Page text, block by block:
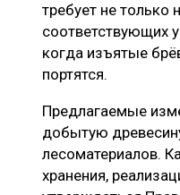
требует не только
соответствующих
когда изъятые
портятся.
Предлагаемые
добытую
лесоматериалов.
хранения,